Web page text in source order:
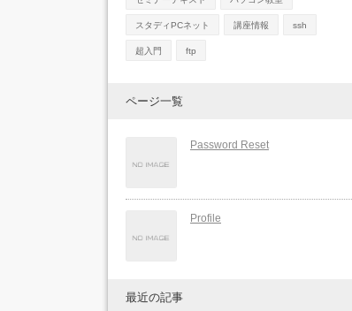
スタディPCネット 講座情報 ssh
超入門 ftp
ページ一覧
Password Reset
Profile
最近の記事